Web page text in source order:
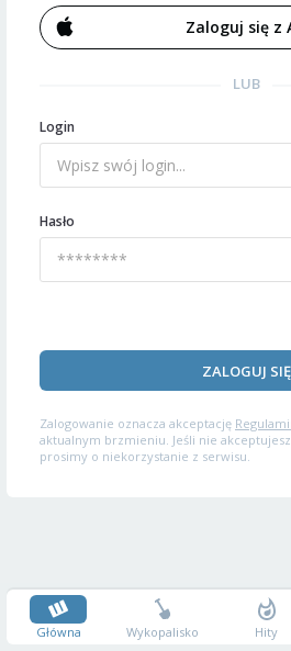
Zaloguj się z
LUB
Login
Hasło
ZALOGUJ SIĘ
Zalogowanie oznacza akceptację
aktualnym brzmieniu. Jeśli nie
prosimy o niekorzystanie z serwisu.
Główna Wykopalisko Hity